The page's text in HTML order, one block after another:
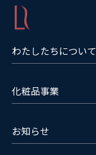
わたしたちについて
化粧品事業
お知らせ